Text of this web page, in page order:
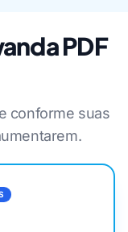
PDF
conforme suas